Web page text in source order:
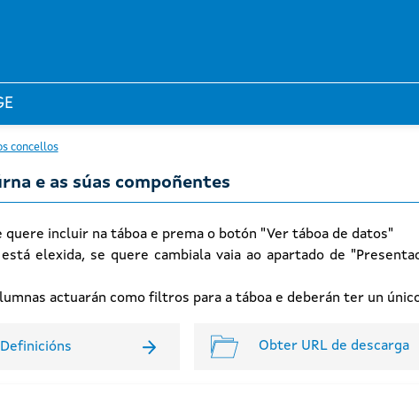
concellos
e as súas compoñentes
incluir na táboa e prema o botón "Ver táboa de datos"
elexida, se quere cambiala vaia ao apartado de
actuarán como filtros para a táboa e deberán ter un
Definicións Obter URL de descarga